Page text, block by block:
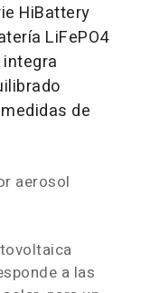
HiBattery
LiFePO4
de
aerosol
a las